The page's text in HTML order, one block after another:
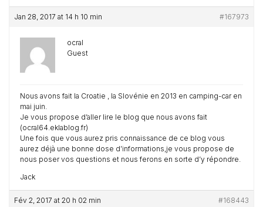
Jan 28, 2017 at 14 h 10 min #167973
ocral
Guest
Nous avons fait la Croatie , la Slovénie en 2013 en camping-car en
mai juin.
Je vous propose d’aller lire le blog que nous avons fait
(ocral64.eklablog.fr)
Une fois que vous aurez pris connaissance de ce blog vous
aurez déjà une bonne dose d’informations,je vous propose de
nous poser vos questions et nous ferons en sorte d’y répondre.
Jack
Fév 2, 2017 at 20 h 02 min #168443